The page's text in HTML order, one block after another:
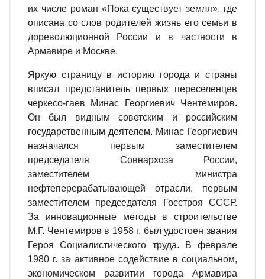
их числе роман «Пока существует земля», где
описана со слов родителей жизнь его семьи в
дореволюционной России и в частности в
Армавире и Москве.
Яркую страницу в историю города и страны
вписал представитель первых переселенцев
черкесо-гаев Минас Георгиевич Чентемиров.
Он был видным советским и российским
государственным деятелем. Минас Георгиевич
назначался первым заместителем
председателя Совнархоза России,
заместителем министра
нефтеперерабатывающей отрасли, первым
заместителем председателя Госстроя СССР.
За инновационные методы в строительстве
М.Г. Чентемиров в 1958 г. был удостоен звания
Героя Социалистического труда. В феврале
1980 г. за активное содействие в социальном,
экономическом развитии города Армавира